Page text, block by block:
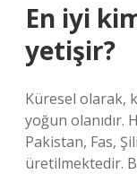
En iyi
yetişir?
Küresel olarak,
yoğun olanıdır.
Pakistan, Fas,
üretilmektedir.